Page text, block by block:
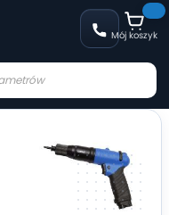
Mój koszyk